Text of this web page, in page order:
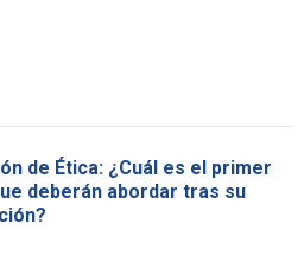
de Ética: ¿Cuál es el primer
deberán abordar tras su